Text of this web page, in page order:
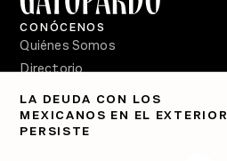
LA DEUDA CON LOS
MEXICANOS EN EL EXTERIOR
PERSISTE
CONÓCENOS
Quiénes Somos
Directorio
PÓDCASTS
Semanario Gatopardo